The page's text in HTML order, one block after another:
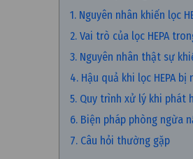
1. Nguyên nhân khiến lọc
2. Vai trò của lọc HEPA
3. Nguyên nhân thật sự
4. Hậu quả khi lọc HEPA bị
5. Quy trình xử lý khi phát
6. Biện pháp phòng ngừa
7. Câu hỏi thường gặp